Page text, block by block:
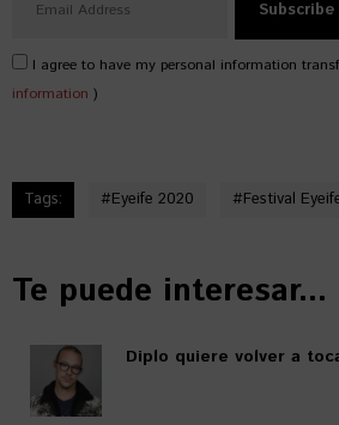
I agree to have my personal information
information )
Tags: #Eyeife 2020 #Festival
Te puede interesar...
Diplo quiere volver a